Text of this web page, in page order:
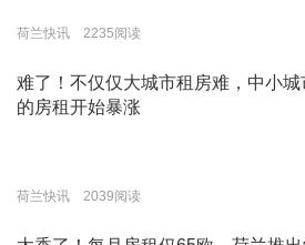
荷兰快讯 2235阅读
难了！不仅仅大城市租房难，中小城
的房租开始暴涨
荷兰快讯 2039阅读